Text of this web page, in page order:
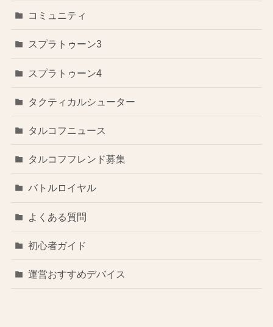
コミュニティ
スプラトゥーン3
スプラトゥーン4
タクティカルシューター
タルコフニュース
タルコフフレンド募集
バトルロイヤル
よくある質問
初心者ガイド
運営おすすめデバイス